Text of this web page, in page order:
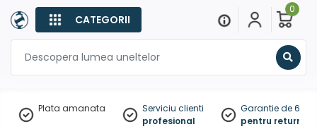
CATEGORII
0
Plata amanata
Serviciu clienti
profesional
Garantie de 60
pentru